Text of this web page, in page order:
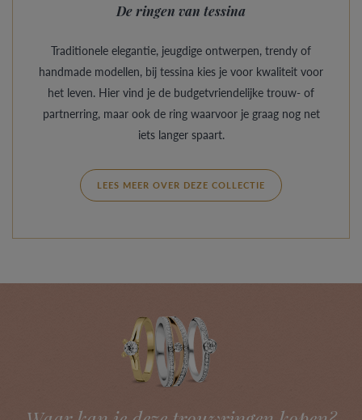
De ringen van tessina
Traditionele elegantie, jeugdige ontwerpen, trendy of
handmade modellen, bij tessina kies je voor kwaliteit voor
het leven. Hier vind je de budgetvriendelijke trouw- of
partnerring, maar ook de ring waarvoor je graag nog net
iets langer spaart.
LEES MEER OVER DEZE COLLECTIE